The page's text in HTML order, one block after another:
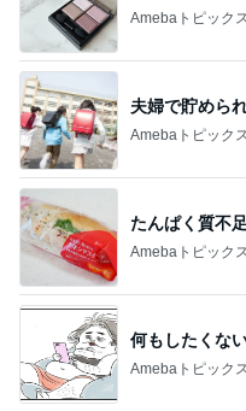
Amebaトピックス
夫婦で貯めら
Amebaトピックス
たんぱく質不
Amebaトピックス
何もしたくな
Amebaトピックス